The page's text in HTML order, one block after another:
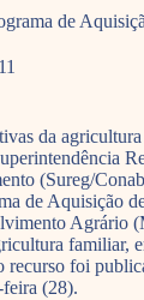
de
da
(Sureg/
de Aquisição
Agrário
familiar,
recurso foi
(28).